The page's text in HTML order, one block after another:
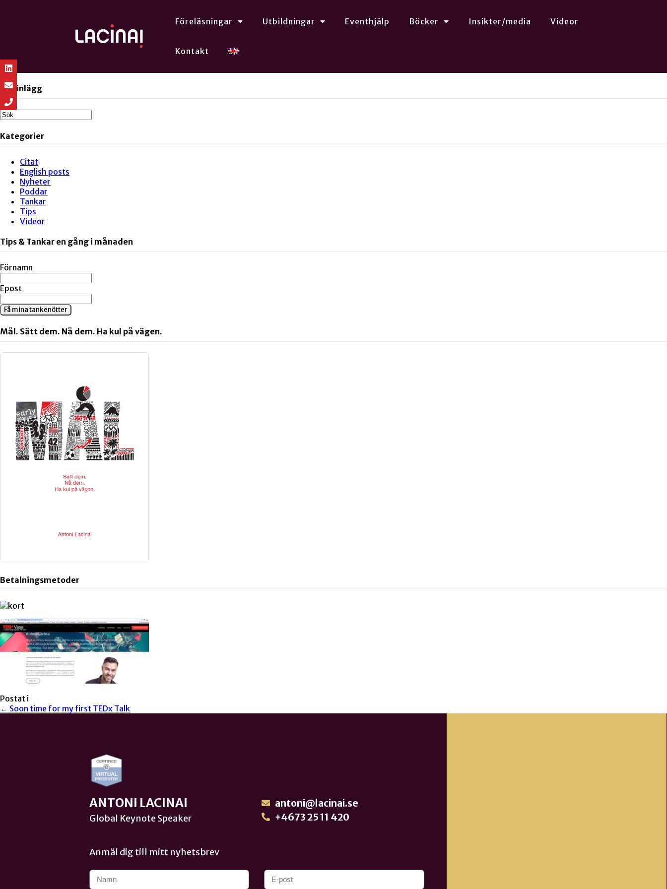
Föreläsningar Utbildningar Eventhjälp Böcker Insikter/media Videor
Kontakt
Sök inlägg
Kategorier
Citat
English posts
Nyheter
Poddar
Tankar
Tips
Videor
Tips & Tankar en gång i månaden
Förnamn
Epost
Få mina tankenötter
Mål. Sätt dem. Nå dem. Ha kul på vägen.
Betalningsmetoder
Postat i
← Soon time for my first TEDx Talk
ANTONI LACINAI
Global Keynote Speaker
antoni@lacinai.se
+4673 25 11 420
Anmäl dig till mitt nyhetsbrev